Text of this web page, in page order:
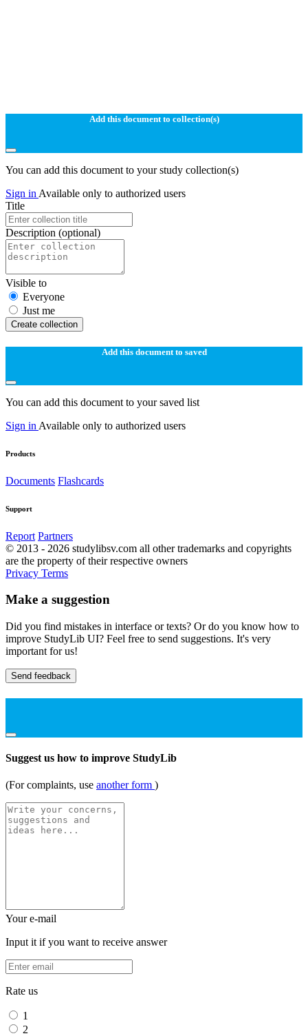
Add this document to collection(s)
You can add this document to your study collection(s)
Sign in Available only to authorized users
Title
Description (optional)
Visible to
Everyone
Just me
Create collection
Add this document to saved
You can add this document to your saved list
Sign in Available only to authorized users
Products
Documents Flashcards
Support
Report Partners
© 2013 - 2026 studylibsv.com all other trademarks and copyrights
are the property of their respective owners
Privacy Terms
Make a suggestion
Did you find mistakes in interface or texts? Or do you know how to
improve StudyLib UI? Feel free to send suggestions. It's very
important for us!
Send feedback
Suggest us how to improve StudyLib
(For complaints, use another form )
Your e-mail
Input it if you want to receive answer
Rate us
1
2